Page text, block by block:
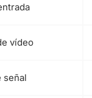
vídeo
señal